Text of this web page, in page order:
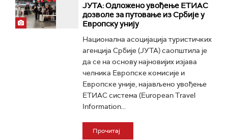
ЈУТА: Одложено увођење ЕТИАС
дозволе за путовање из Србије у
Европску унију
Национална асоцијација туристичких
агенција Србије (ЈУТА) саопштила је
да се на основу најновијих изјава
челника Европске комисије и
Европске уније, најављено увођење
ЕТИАС система (European Travel
Information...
Прочитај